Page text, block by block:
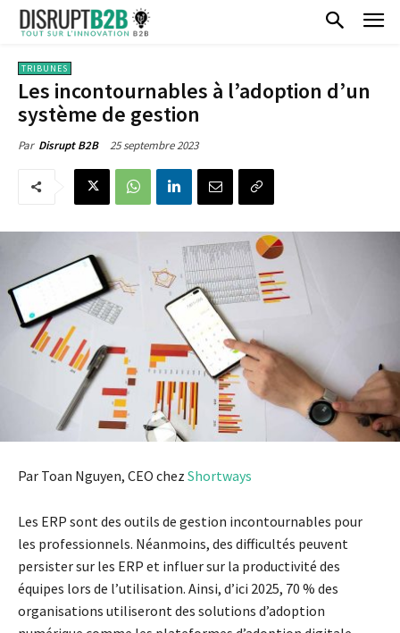
TRIBUNES
Les incontournables à l’adoption d’un
système de gestion
Par Disrupt B2B 25 septembre 2023
Par Toan Nguyen, CEO chez Shortways
Les ERP sont des outils de gestion incontournables pour
les professionnels. Néanmoins, des difficultés peuvent
persister sur les ERP et influer sur la productivité des
équipes lors de l’utilisation. Ainsi, d’ici 2025, 70 % des
organisations utiliseront des solutions d’adoption